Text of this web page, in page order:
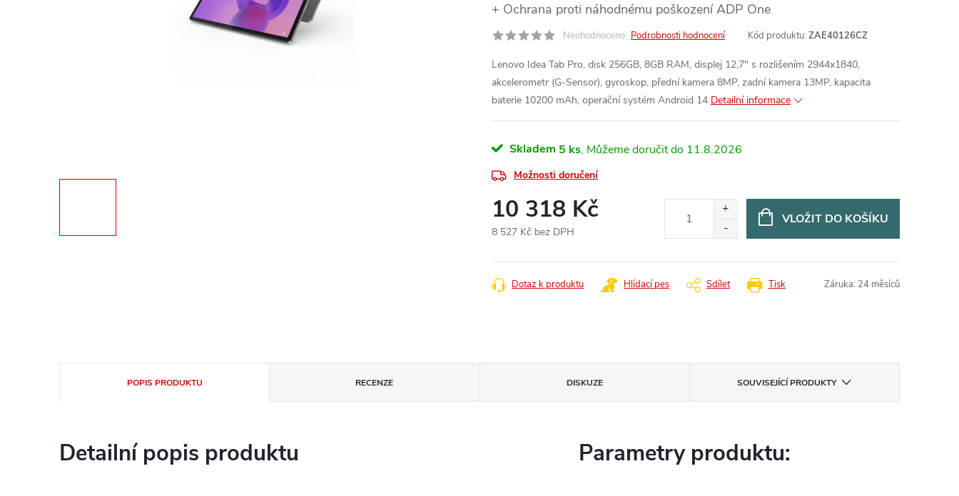
+ Ochrana proti náhodnému poškození ADP One
Neohodnoceno Podrobnosti hodnocení Kód produktu: ZAE40126CZ
Lenovo Idea Tab Pro, disk 256GB, 8GB RAM, displej 12,7" s rozlišením 2944x1840,
akcelerometr (G-Sensor), gyroskop, přední kamera 8MP, zadní kamera 13MP, kapacita
baterie 10200 mAh, operační systém Android 14 Detailní informace
Skladem 5 ks 11.8.2026
Možnosti doručení
10 318 Kč
8 527 Kč bez DPH
cena:
VLOŽIT DO KOŠÍKU
Tisk
Dotaz k produktu Hlídací pes Sdílet Záruka: 24 měsíců
POPIS PRODUKTU RECENZE DISKUZE SOUVISEJÍCÍ PRODUKTY
Detailní popis produktu Parametry produktu: